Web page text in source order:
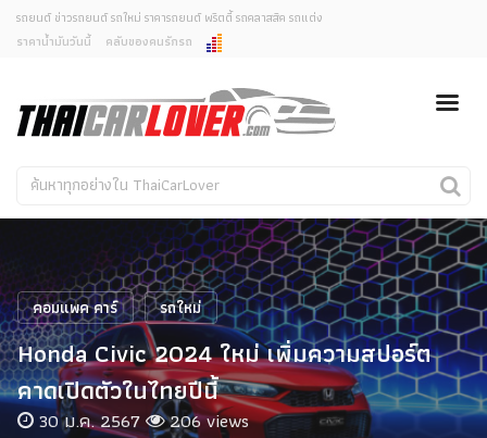
ยกเลิกการแจ้งเตือน
คุณต้องการยกเลิกการแจ้งเตือนข่าวสารเมื่อมีการอัพเดต
ใช่หรือไม่?
ไม่
รถยนต์ ข่าวรถยนต์ รถใหม่ ราคารถยนต์ พริตตี้ รถคลาสสิค รถแต่ง
ราคาน้ำมันวันนี้
คลับของคนรักรถ
รถใหม่
คนรักรถ
รถแต่ง
พริตตี้
งานแสดงรถ
Car In The Movie
สเปคราคา รถยนต์
คอมแพค คาร์ รถใหม่
Honda Civic 2024 ใหม่ เพิ่มความสปอร์ต
คาดเปิดตัวในไทยปีนี้
30 ม.ค. 2567 206 views